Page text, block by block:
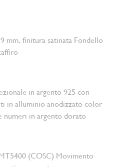
mm, finitura satinata Fondello
in argento 925 con
in alluminio anodizzato color
numeri in argento dorato
(COSC) Movimento